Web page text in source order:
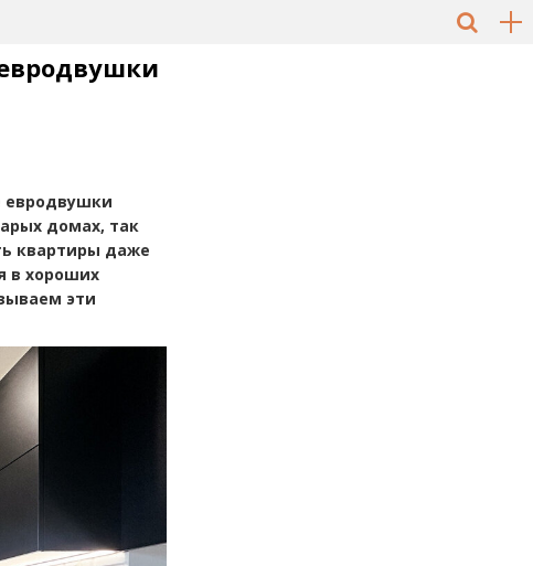
евродвушки
домах, так
квартиры даже
в хороших
эти